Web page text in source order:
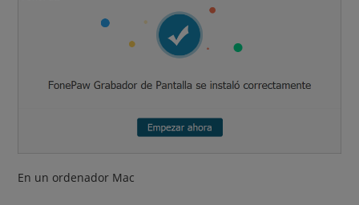
En un ordenador Mac